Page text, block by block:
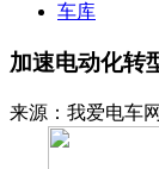
车库
加速电动化转
来源： 我爱电车网